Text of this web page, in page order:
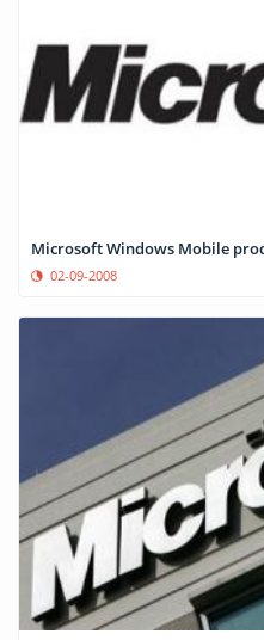
Microsoft Windows Mobile
02-09-2008